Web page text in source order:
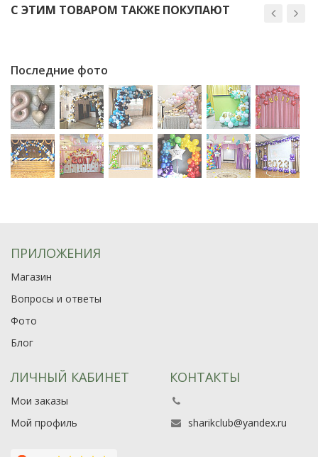
С ЭТИМ ТОВАРОМ ТАКЖЕ ПОКУПАЮТ
Последние фото
ПРИЛОЖЕНИЯ
Магазин
Вопросы и ответы
Фото
Блог
ЛИЧНЫЙ КАБИНЕТ
Мои заказы
Мой профиль
КОНТАКТЫ
sharikclub@yandex.ru